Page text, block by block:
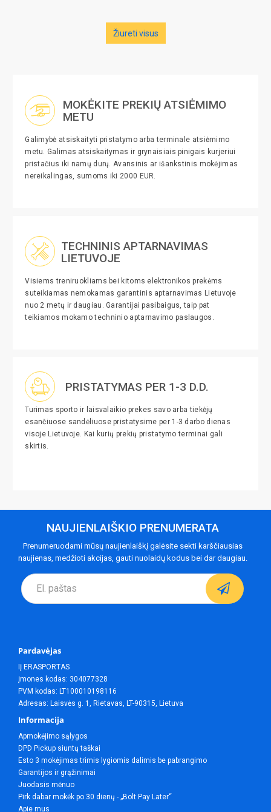
Žiureti visus
MOKĖKITE PREKIŲ ATSIĖMIMO
METU
Galimybė atsiskaityti pristatymo arba terminale atsiėmimo
metu. Galimas atsiskaitymas ir grynaisiais pinigais kurjeriui
pristačius iki namų durų. Avansinis ar išankstinis mokėjimas
nereikalingas, sumoms iki 2000 EUR.
TECHNINIS APTARNAVIMAS
LIETUVOJE
Visiems treniruokliams bei kitoms elektronikos prekėms
suteikiamas nemokamas garantinis aptarnavimas Lietuvoje
nuo 2 metų ir daugiau. Garantijai pasibaigus, taip pat
teikiamos mokamo techninio aptarnavimo paslaugos.
PRISTATYMAS PER 1-3 D.D.
Turimas sporto ir laisvalaikio prekes savo arba tiekėjų
esančiuose sandėliuose pristatysime per 1-3 darbo dienas
visoje Lietuvoje. Kai kurių prekių pristatymo terminai gali
skirtis.
NAUJIENLAIŠKIO PRENUMERATA
Prenumeruodami mūsų naujienlaiškį galėsite sekti karščiausias
naujienas, medžioti akcijas, gauti nuolaidų kodus bei dar daugiau.
Pardavėjas
IĮ ERASPORTAS
Įmones kodas: 304077328
PVM kodas: LT100010198116
Adresas: Laisvės g. 1, Rietavas, LT-90315, Lietuva
Informacija
Apmokėjimo sąlygos
DPD Pickup siuntų taškai
Esto 3 mokėjimas trimis lygiomis dalimis be pabrangimo
Garantijos ir grąžinimai
Juodasis mėnuo
Pirk dabar mokėk po 30 dienų - „Bolt Pay Later“
Apie mus